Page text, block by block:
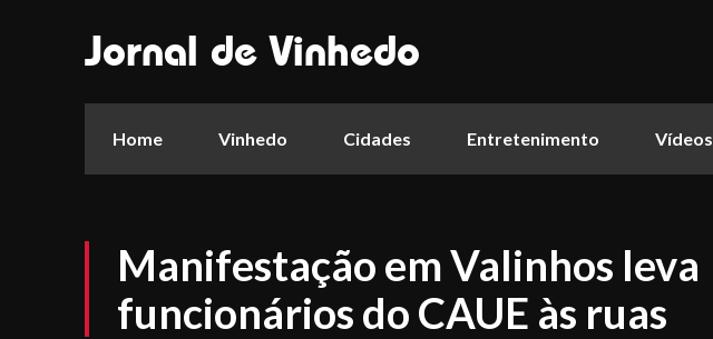
Jornal de Vinhedo
Home Vinhedo Cidades Entretenimento Vídeos
Manifestação em Valinhos leva
funcionários do CAUE às ruas